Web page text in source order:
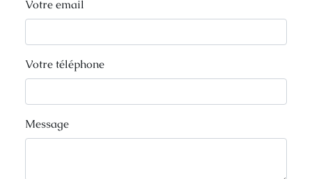
Votre email
Votre téléphone
Message